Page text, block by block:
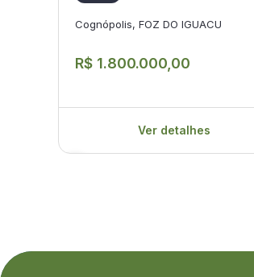
Cognópolis, FOZ DO IGUACU
R$ 1.800.000,00
Ver detalhes